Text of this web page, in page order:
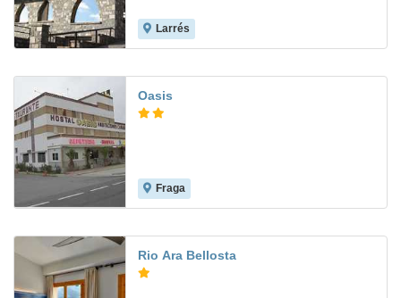
Larrés
Oasis
Fraga
Rio Ara Bellosta